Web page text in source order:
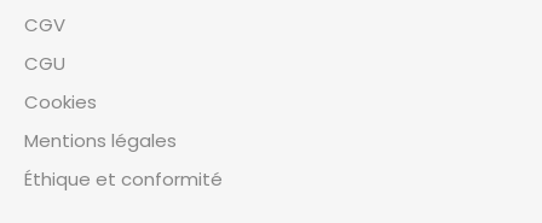
CGV
CGU
Cookies
Mentions légales
Éthique et conformité